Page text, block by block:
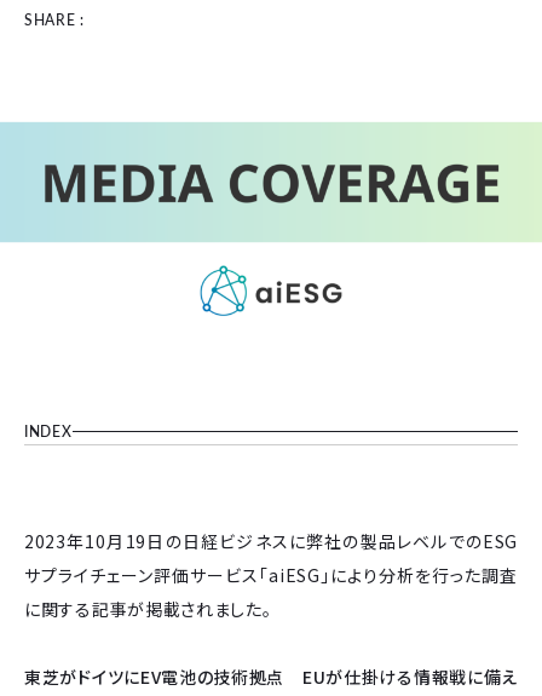
SHARE :
INDEX
2023年10月19日の日経ビジネスに弊社の製品レベルでのESG
サプライチェーン評価サービス「aiESG」により分析を行った調査
に関する記事が掲載されました。
東芝がドイツにEV電池の技術拠点 EUが仕掛ける情報戦に備え